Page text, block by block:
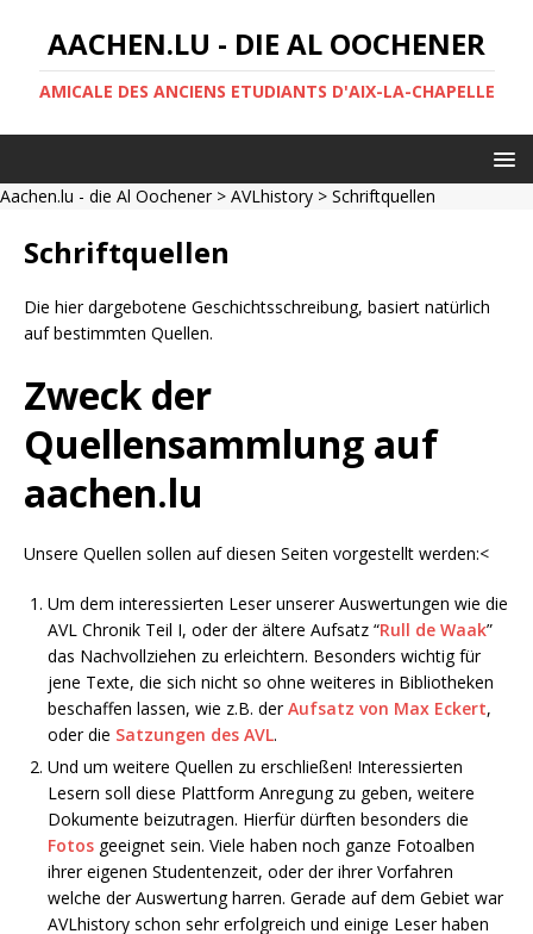
AACHEN.LU - DIE AL OOCHENER
AMICALE DES ANCIENS ETUDIANTS D'AIX-LA-CHAPELLE
Aachen.lu - die Al Oochener> AVLhistory > Schriftquellen
Schriftquellen
Die hier dargebotene Geschichtsschreibung, basiert natürlich
auf bestimmten Quellen.
Zweck der
Quellensammlung auf
aachen.lu
Unsere Quellen sollen auf diesen Seiten vorgestellt werden:<
Um dem interessierten Leser unserer Auswertungen wie die
AVL Chronik Teil I, oder der ältere Aufsatz “Rull de Waak”
das Nachvollziehen zu erleichtern. Besonders wichtig für
jene Texte, die sich nicht so ohne weiteres in Bibliotheken
beschaffen lassen, wie z.B. derAufsatz von Max Eckert,
oder die Satzungen des AVL.
Und um weitere Quellen zu erschließen! Interessierten
Lesern soll diese Plattform Anregung zu geben, weitere
Dokumente beizutragen. Hierfür dürften besonders die
Fotos geeignet sein. Viele haben noch ganze Fotoalben
ihrer eigenen Studentenzeit, oder der ihrer Vorfahren
welche der Auswertung harren. Gerade auf dem Gebiet war
AVLhistory schon sehr erfolgreich und einige Leser haben